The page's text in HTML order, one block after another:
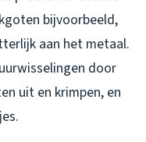
bijvoorbeeld,
aan het metaal.
door
uit en krimpen, en